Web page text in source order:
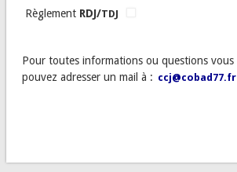
Règlement RDJ/TDJ
Pour toutes informations ou questions vous
pouvez adresser un mail à : ccj@cobad77.fr